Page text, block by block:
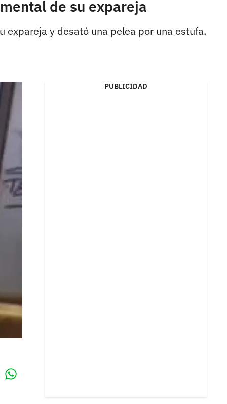
de su expareja
expareja y desató una pelea por una estufa.
PUBLICIDAD